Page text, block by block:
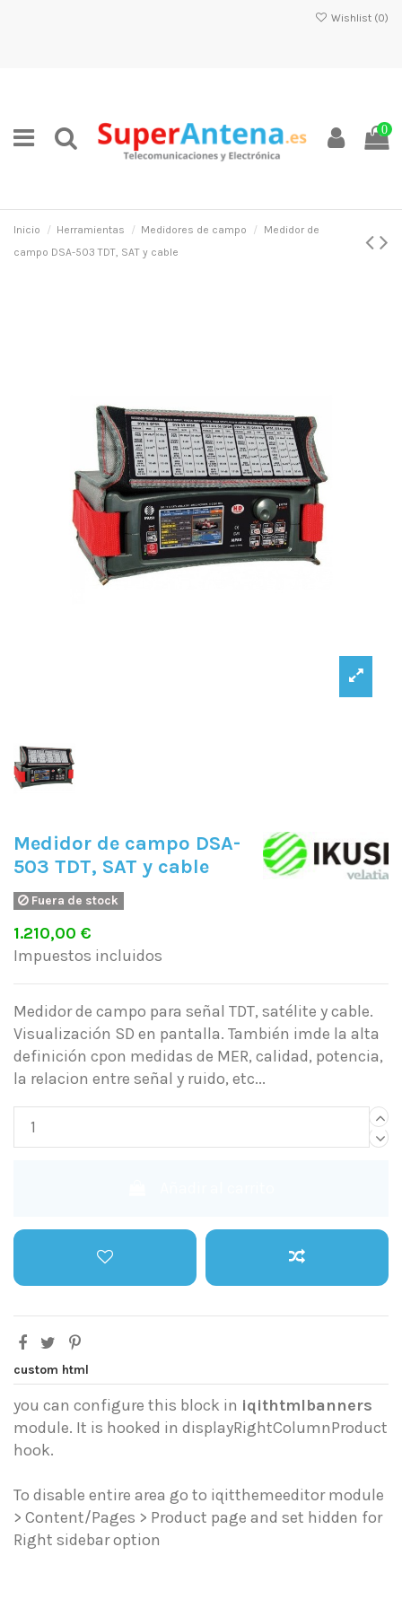
Wishlist (0)
0
Inicio Herramientas Medidores de campo
Medidor de
campo DSA-503 TDT, SAT y cable
Medidor de campo DSA-
503 TDT, SAT y cable
Fuera de stock
1.210,00 €
Impuestos incluidos
Medidor de campo para señal TDT, satélite y cable.
Visualización SD en pantalla. También imde la alta
definición cpon medidas de MER, calidad, potencia,
la relacion entre señal y ruido, etc...
custom html
you can configure this block in iqithtmlbanners
module. It is hooked in displayRightColumnProduct
hook.
To disable entire area go to iqitthemeeditor module
> Content/Pages > Product page and set hidden for
Right sidebar option